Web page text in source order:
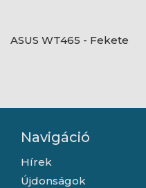
ASUS WT465 - Fekete
Navigáció
Hírek
Újdonságok